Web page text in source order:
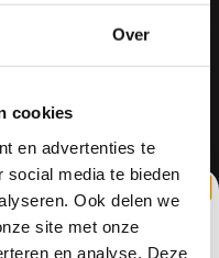
Over
cookies
en advertenties te
social media te bieden
Ook delen we
site met onze
en analyse. Deze
een bekende
quadcopters,